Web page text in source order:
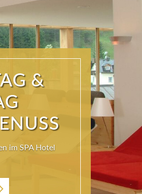
&
im SPA Hotel